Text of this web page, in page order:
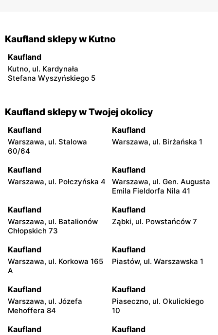
Kaufland sklepy w Kutno
Kaufland
Kutno, ul. Kardynała
Stefana Wyszyńskiego 5
Kaufland sklepy w Twojej okolicy
Kaufland
Warszawa, ul. Stalowa
60/64
Kaufland
Warszawa, ul. Birżańska 1
Kaufland
Warszawa, ul. Połczyńska 4
Kaufland
Warszawa, ul. Gen. Augusta
Emila Fieldorfa Nila 41
Kaufland
Warszawa, ul. Batalionów
Chłopskich 73
Kaufland
Ząbki, ul. Powstańców 7
Kaufland
Warszawa, ul. Korkowa 165
A
Kaufland
Piastów, ul. Warszawska 1
Kaufland
Warszawa, ul. Józefa
Mehoffera 84
Kaufland
Piaseczno, ul. Okulickiego
10
Kaufland Kaufland